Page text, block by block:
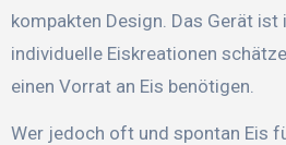
kompakten Design. Das Gerät ist
individuelle Eiskreationen
einen Vorrat an Eis benötigen.
Wer jedoch oft und spontan Eis